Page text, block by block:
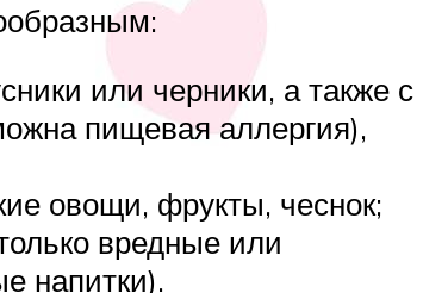
или черники, а также с
пищевая аллергия),
овощи, фрукты, чеснок;
вредные или
напитки).